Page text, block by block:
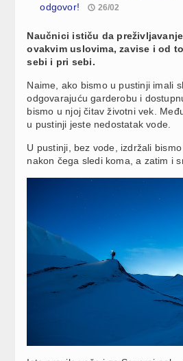
odgovor!
26/02
Naučnici ističu da
ovakvim uslovima, zavise i od
sebi i pri sebi.
Naime, ako bismo u pustinji imali
odgovarajuću garderobu i
bismo u njoj čitav životni vek.
u pustinji jeste nedostatak vode.
U pustinji, bez vode, izdržali bismo
nakon čega sledi koma, a zatim i